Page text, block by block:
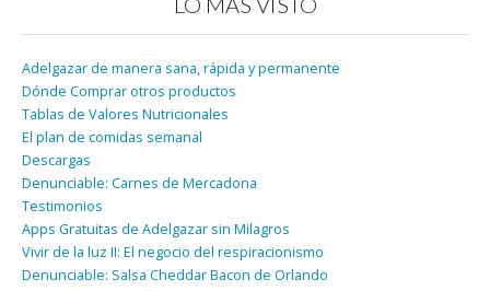
Adelgazar de manera sana, rápida y permanente
Dónde Comprar otros productos
Tablas de Valores Nutricionales
El plan de comidas semanal
Descargas
Denunciable: Carnes de Mercadona
Testimonios
Apps Gratuitas de Adelgazar sin Milagros
Vivir de la luz II: El negocio del respiracionismo
Denunciable: Salsa Cheddar Bacon de Orlando